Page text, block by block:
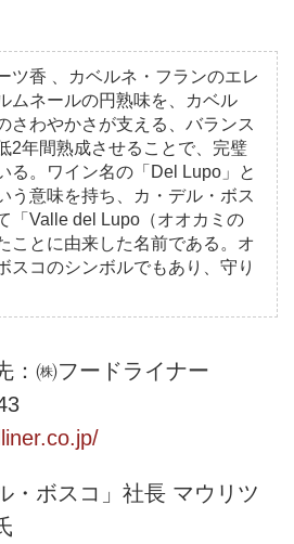
香 、カベルネ・フランのエレ
ムネールの円熟味を、カベル
さわやかさが支える、バランス
2年間熟成させることで、完璧
る。ワイン名の「Del Lupo」と
う意味を持ち、カ・デル・ボス
「Valle del Lupo（オオカミの
ことに由来した名前である。オ
スコのシンボルでもあり、守り
：㈱フードライナー
・ボスコ」社長 マウリツ